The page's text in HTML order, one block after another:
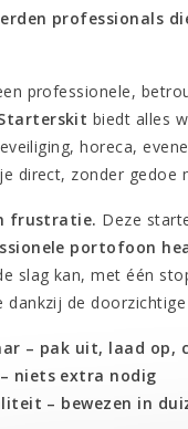
professionals
professionele,
biedt alles
horeca,
direct, zonder gedoe
frustratie. Deze
portofoon
slag kan, met één
dankzij de
– pak uit, laad op,
niets extra nodig
– bewezen in